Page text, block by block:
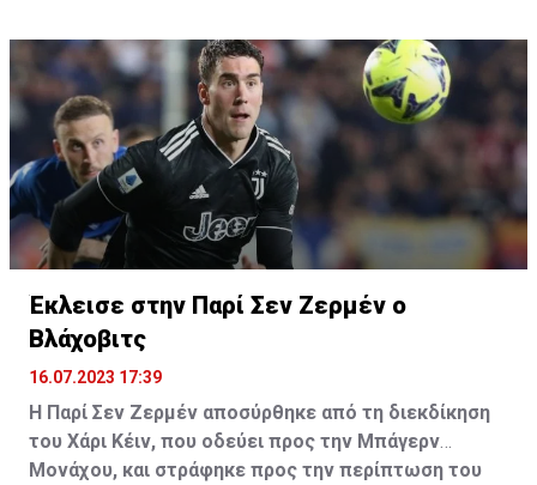
Έκλεισε στην Παρί Σεν Ζερμέν ο
Βλάχοβιτς
16.07.2023 17:39
Η Παρί Σεν Ζερμέν αποσύρθηκε από τη διεκδίκηση
του Χάρι Κέιν, που οδεύει προς την Μπάγερν
Μονάχου, και στράφηκε προς την περίπτωση του